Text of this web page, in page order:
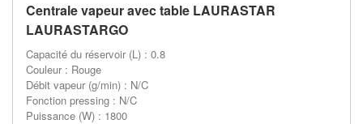
Centrale vapeur avec table LAURASTAR
LAURASTARGO
Capacité du réservoir (L) : 0.8
Couleur : Rouge
Débit vapeur (g/min) : N/C
Fonction pressing : N/C
Puissance (W) : 1800